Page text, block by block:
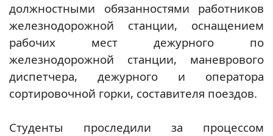
должностными обязанностями работников
железнодорожной станции, оснащением
рабочих мест дежурного по
железнодорожной станции, маневрового
диспетчера, дежурного и оператора
сортировочной горки, составителя поездов.
Студенты проследили за процессом